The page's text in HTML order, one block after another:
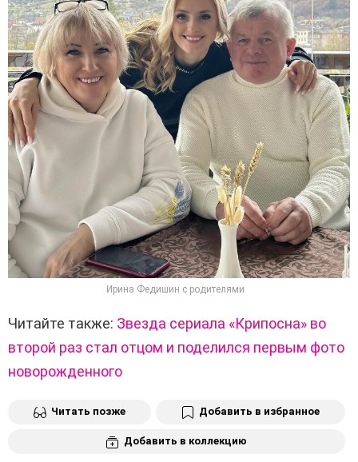
Ирина Федишин с родителями
Читайте также: Звезда сериала «Крипосна» во
второй раз стал отцом и поделился первым фото
новорожденного
Читать позже Добавить в избранное
Добавить в коллекцию